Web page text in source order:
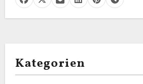
Kategorien